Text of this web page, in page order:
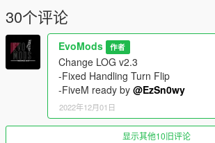
--
Models Sources:
Forza Horizon
gamemodels ru
EvoMods
DFZ on VK
30个评论
EvoMods 作者
Change LOG v2.3
-Fixed Handling Turn Flip
-FiveM ready by @EzSn0wy
2022年12月01日
显示其他10旧评论